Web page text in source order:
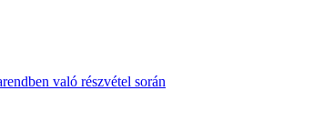
való részvétel során